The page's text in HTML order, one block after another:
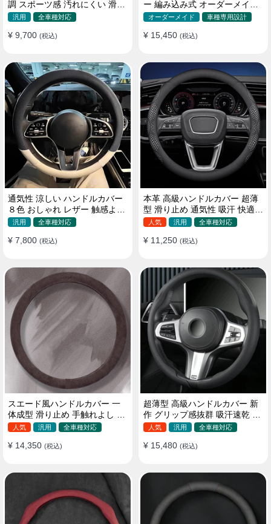
調 スポーツ感 汚れにくい 滑り
止め かっこいい 取り付け簡単
汎用 全車種対応
¥ 9,700 (税込)
ー 編み込み式 オーダーメイド
握り感抜群 操作性アップ
オーダーメイド 車種専用設計
¥ 15,450 (税込)
通気性 涼しい ハンドルカバー
８色 おしゃれ レザー 触感よく
シンブル 落ち着いた気品
汎用 全車種対応
¥ 7,800 (税込)
本革 高級ハンドルカバー 超薄
型 滑り止め 通気性 吸汗 快適
耐久性 四季汎用 35~40CM
人気 汎用 全車種対応
¥ 11,250 (税込)
スエード風ハンドルカバー 一
体成型 滑り止め 手触れよし 吸
汗 高級感 四季汎用 35~38CM
人気 汎用 全車種対応
¥ 14,350 (税込)
超薄型 高級ハンドルカバー 新
作 グリップ感抜群 吸汗速乾 ス
エード ナパレザー 通年使用
人気 汎用 全車種対応
¥ 15,480 (税込)